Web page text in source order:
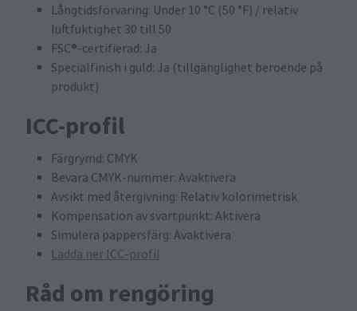
Långtidsförvaring: Under 10 °C (50 °F) / relativ
luftfuktighet 30 till 50
FSC®-certifierad: Ja
Specialfinish i guld: Ja (tillgänglighet beroende på
produkt)
ICC-profil
Färgrymd: CMYK
Bevara CMYK-nummer: Avaktivera
Avsikt med återgivning: Relativ kolorimetrisk
Kompensation av svartpunkt: Aktivera
Simulera pappersfärg: Avaktivera
Ladda ner ICC-profil
Råd om rengöring